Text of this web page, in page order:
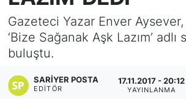
Gazeteci Yazar Enver
‘Bize Sağanak Aşk Lazım’ adlı
buluştu.
SARIYER POSTA
EDITÖR
17.11.2017 - 20:12
YAYINLANMA
KÖŞE YAZILARI
KÖŞE YAZILARI (Arşiv)
KÜLTÜR SANAT